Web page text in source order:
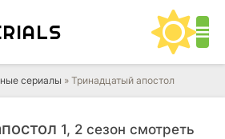
сериалы » Тринадцатый апостол
1, 2 сезон смотреть